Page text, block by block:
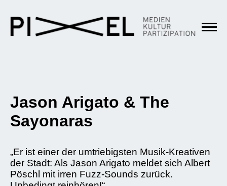
Jason Arigato & The
Sayonaras
„Er ist einer der umtriebigsten Musik-Kreativen
der Stadt: Als Jason Arigato meldet sich Albert
Pöschl mit irren Fuzz-Sounds zurück.